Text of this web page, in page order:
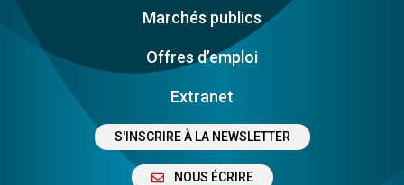
Marchés publics
Offres d’emploi
Extranet
S'INSCRIRE À LA NEWSLETTER
NOUS ÉCRIRE